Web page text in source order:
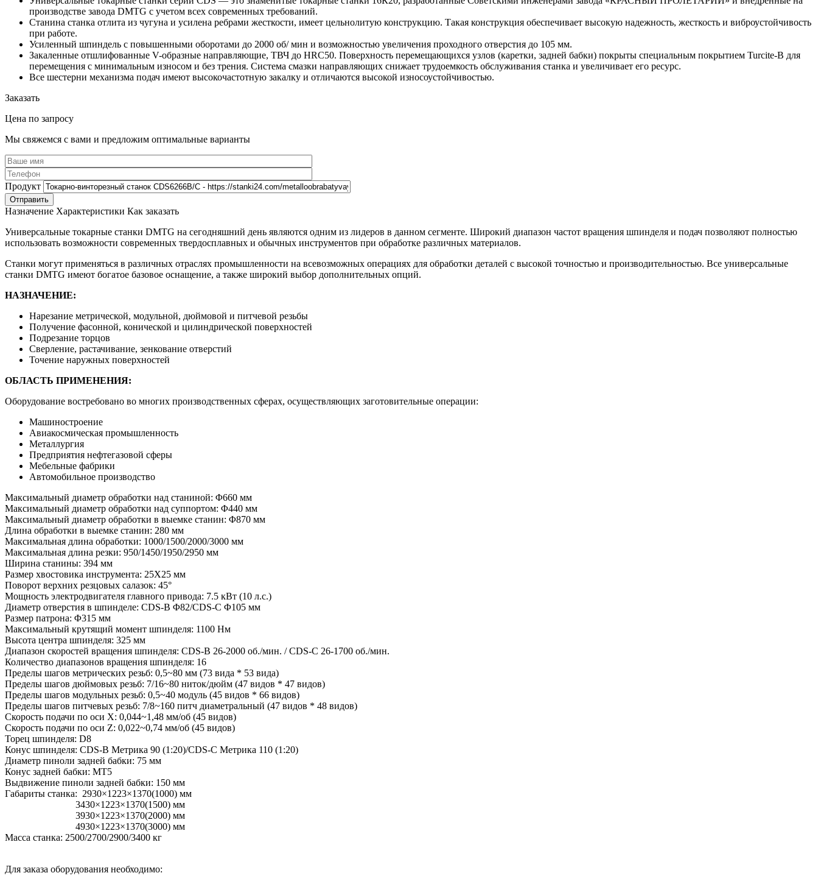
производстве завода DMTG с учетом всех современных требований.
Станина станка отлита из чугуна и усилена ребрами жесткости, имеет цельнолитую конструкцию. Такая конструкция обеспечивает высокую надежность, жесткость и виброустойчивость
при работе.
Усиленный шпиндель с повышенными оборотами до 2000 об/ мин и возможностью увеличения проходного отверстия до 105 мм.
Закаленные отшлифованные V-образные направляющие, ТВЧ до HRC50. Поверхность перемещающихся узлов (каретки, задней бабки) покрыты специальным покрытием Turcite-B для
перемещения с минимальным износом и без трения. Система смазки направляющих снижает трудоемкость обслуживания станка и увеличивает его ресурс.
Все шестерни механизма подач имеют высокочастотную закалку и отличаются высокой износоустойчивостью.
Заказать
Цена по запросу
Мы свяжемся с вами и предложим оптимальные варианты
Продукт
Назначение Характеристики Как заказать
Универсальные токарные станки DMTG на сегодняшний день являются одним из лидеров в данном сегменте. Широкий диапазон частот вращения шпинделя и подач позволяют полностью
использовать возможности современных твердосплавных и обычных инструментов при обработке различных материалов.
Станки могут применяться в различных отраслях промышленности на всевозможных операциях для обработки деталей с высокой точностью и производительностью. Все универсальные
станки DMTG имеют богатое базовое оснащение, а также широкий выбор дополнительных опций.
НАЗНАЧЕНИЕ:
Нарезание метрической, модульной, дюймовой и питчевой резьбы
Получение фасонной, конической и цилиндрической поверхностей
Подрезание торцов
Сверление, растачивание, зенкование отверстий
Точение наружных поверхностей
ОБЛАСТЬ ПРИМЕНЕНИЯ:
Оборудование востребовано во многих производственных сферах, осуществляющих заготовительные операции:
Машиностроение
Авиакосмическая промышленность
Металлургия
Предприятия нефтегазовой сферы
Мебельные фабрики
Автомобильное производство
Максимальный диаметр обработки над станиной: Φ660 мм
Максимальный диаметр обработки над суппортом: Φ440 мм
Максимальный диаметр обработки в выемке станин: Φ870 мм
Длина обработки в выемке станин: 280 мм
Максимальная длина обработки: 1000/1500/2000/3000 мм
Максимальная длина резки: 950/1450/1950/2950 мм
Ширина станины: 394 мм
Размер хвостовика инструмента: 25X25 мм
Поворот верхних резцовых салазок: 45°
Мощность электродвигателя главного привода: 7.5 кВт (10 л.с.)
Диаметр отверстия в шпинделе: CDS-B Φ82/CDS-C Φ105 мм
Размер патрона: Φ315 мм
Максимальный крутящий момент шпинделя: 1100 Нм
Высота центра шпинделя: 325 мм
Диапазон скоростей вращения шпинделя: CDS-B 26-2000 об./мин. / CDS-C 26-1700 об./мин.
Количество диапазонов вращения шпинделя: 16
Пределы шагов метрических резьб: 0,5~80 мм (73 вида * 53 вида)
Пределы шагов дюймовых резьб: 7/16~80 ниток/дюйм (47 видов * 47 видов)
Пределы шагов модульных резьб: 0,5~40 модуль (45 видов * 66 видов)
Пределы шагов питчевых резьб: 7/8~160 питч диаметральный (47 видов * 48 видов)
Скорость подачи по оси Х: 0,044~1,48 мм/об (45 видов)
Скорость подачи по оси Z: 0,022~0,74 мм/об (45 видов)
Торец шпинделя: D8
Конус шпинделя: CDS-B Метрика 90 (1:20)/CDS-C Метрика 110 (1:20)
Диаметр пиноли задней бабки: 75 мм
Конус задней бабки: МТ5
Выдвижение пиноли задней бабки: 150 мм
Габариты станка: 2930×1223×1370(1000) мм
3430×1223×1370(1500) мм
3930×1223×1370(2000) мм
4930×1223×1370(3000) мм
Масса станка: 2500/2700/2900/3400 кг
Для заказа оборудования необходимо: